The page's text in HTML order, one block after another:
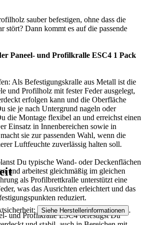
sauber befestigen, ohne dass die
stört? Dann kommt es auf die passende
Paneel- und Profilkralle ESC4 1 Pack
Als Befestigungskralle aus Metall ist die
und Profilholz mit fester Feder ausgelegt,
erfolgen kann und die Oberfläche
sie je nach Untergrund nageln oder
die Montage flexibel an und erreichst einen
Einsatz in Innenbereichen sowie in
sie zur passenden Wahl, wenn die
Luftfeuchte zuverlässig halten soll.
Du typische Wand- oder Deckenflächen
und arbeitest gleichmäßig im gleichen
als Profilbrettkralle unterstützt eine
was das Ausrichten erleichtert und das
reduziert.
und Profilkralle ESC4 befestigst Du
Siehe Herstellerinformationen .